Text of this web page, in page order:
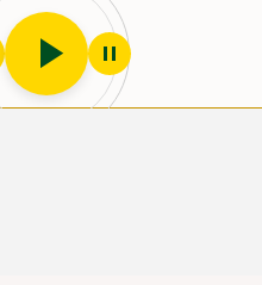
play_arrow pause